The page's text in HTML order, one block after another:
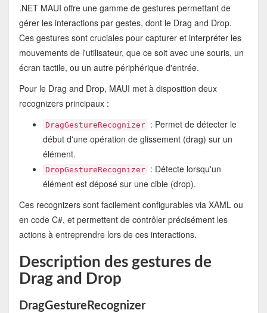
.NET MAUI offre une gamme de gestures permettant de
gérer les interactions par gestes, dont le Drag and Drop.
Ces gestures sont cruciales pour capturer et interpréter les
mouvements de l'utilisateur, que ce soit avec une souris, un
écran tactile, ou un autre périphérique d'entrée.
Pour le Drag and Drop, MAUI met à disposition deux
recognizers principaux :
DragGestureRecognizer
: Permet de détecter le
début d'une opération de glissement (drag) sur un
élément.
DropGestureRecognizer
: Détecte lorsqu'un
élément est déposé sur une cible (drop).
Ces recognizers sont facilement configurables via XAML ou
en code C#, et permettent de contrôler précisément les
actions à entreprendre lors de ces interactions.
Description des gestures de
Drag and Drop
DragGestureRecognizer